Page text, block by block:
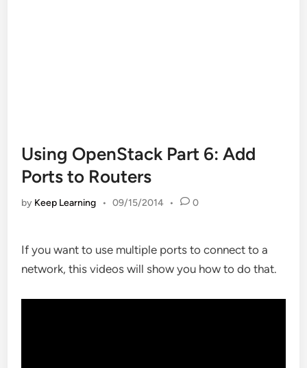
Using OpenStack Part 6: Add
Ports to Routers
by Keep Learning • 09/15/2014 • 0
If you want to use multiple ports to connect to a
network, this videos will show you how to do that.